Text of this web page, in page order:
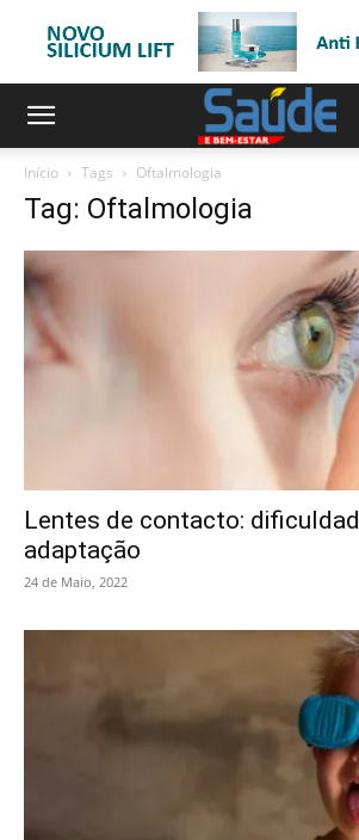
Início Tags Oftalmologia
Tag: Oftalmologia
Lentes de contacto:
adaptação
24 de Maio, 2022